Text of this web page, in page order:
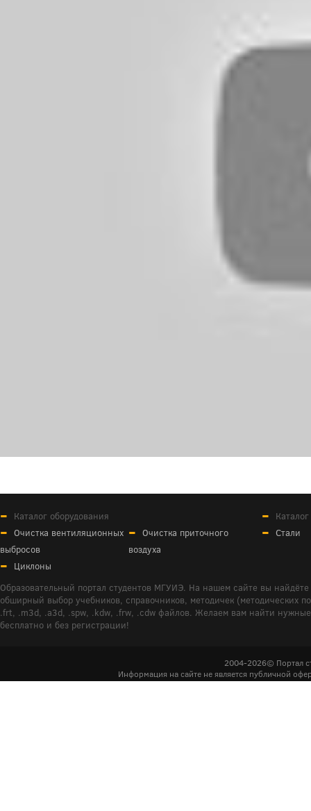
Каталог оборудования
Очистка вентиляционных
выбросов
Очистка приточного
воздуха
Циклоны
Стали
Образовательный портал студентов МГУИЭ. На нашем сайте вы
обширный выбор учебников, справочников, методичек (методических
.frt, .m3d, .a3d, .spw, .kdw, .frw, .cdw файлов. Желаем вам найти
бесплатно и без регистрации!
2004-2026© Портал
Информация на сайте не является публичной